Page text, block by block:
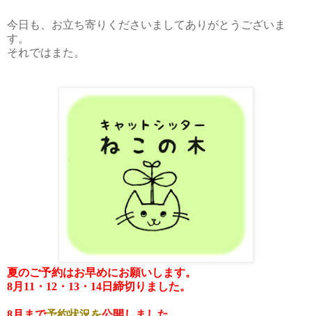
今日も、お立ち寄りくださいましてありがとうございま
す。
それではまた。
夏のご予約はお早めにお願いします。
8月11・12・13・14日締切りました。